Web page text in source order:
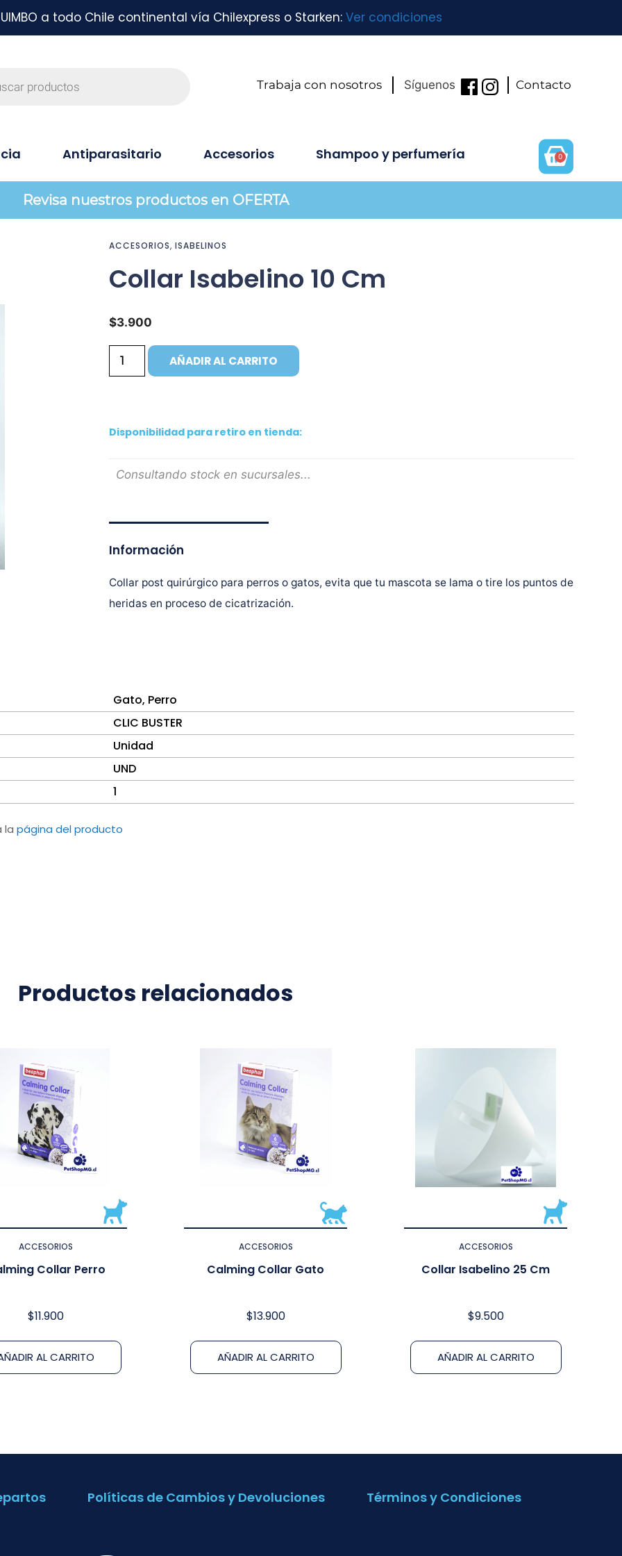
a todo Chile continental vía Chilexpress o Starken: Ver condiciones
Trabaja con nosotros Síguenos Contacto
Antiparasitario Accesorios Shampoo y perfumería 0
Revisa nuestros productos en OFERTA
ACCESORIOS, ISABELINOS
Collar Isabelino 10 Cm
$3.900
AÑADIR AL CARRITO
Disponibilidad para retiro en tienda:
Consultando stock en sucursales...
Información
Collar post quirúrgico para perros o gatos, evita que tu mascota se lama o tire los puntos de
heridas en proceso de cicatrización.
Gato, Perro
CLIC BUSTER
Unidad
UND
1
la página del producto
Productos relacionados
ACCESORIOS
Collar Perro
$11.900
AL CARRITO
ACCESORIOS
Calming Collar Gato
$13.900
AÑADIR AL CARRITO
ACCESORIOS
Collar Isabelino 25 Cm
$9.500
AÑADIR AL CARRITO
Políticas de Cambios y Devoluciones Términos y Condiciones